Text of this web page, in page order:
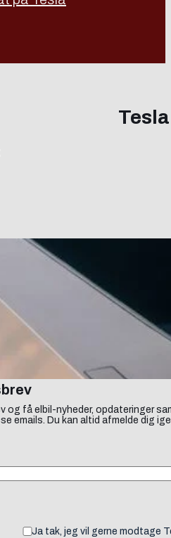
og få elbil-nyheder, opdateringer
emails. Du kan altid afmelde dig
Ja tak, jeg vil gerne modtage